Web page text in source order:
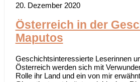
20. Dezember 2020
Österreich in der
Maputos
Geschichtsinteressierte Leserinnen
Österreich werden sich mit
Rolle ihr Land und ein von mir